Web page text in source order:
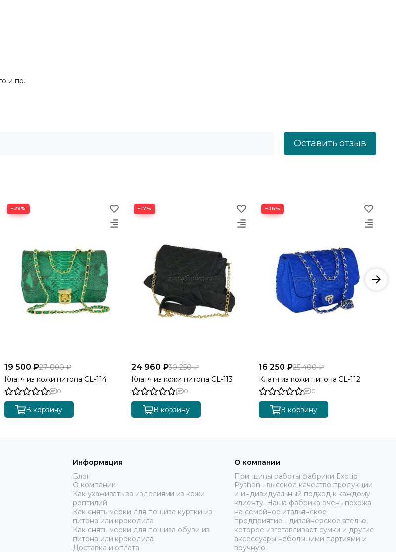
и пр.
Оставить отзыв
−28%
19 500 ₽27 000 ₽
Клатч из кожи питона CL-114
0
В корзину
−17%
24 960 ₽30 250 ₽
Клатч из кожи питона CL-113
0
В корзину
−36%
16 250 ₽25 400 ₽
Клатч из кожи питона CL-112
0
В корзину
Информация
Блог
О компании
Как ухаживать за изделиями из кожи
рептилий
Как снять мерки для пошива куртки из
питона или крокодила
Как снять мерки для пошива обуви из
питона или крокодила
Доставка и оплата
О компании
Принципы работы фабрики Exotiq
Python - высокое качество продукции
и индивидуальный подход к каждому
клиенту. Наша фабрика очень похожа
на семейное итальянское
предприятие - дизайнерское ателье,
которое изготавливает сумки и другие
аксессуары небольшими партиями и
вручную.